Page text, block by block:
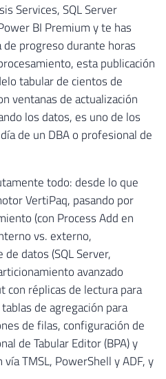
Services, SQL Server
BI Premium y te has
progreso durante horas
esta publicación
tabular de cientos de
ventanas de actualización
los datos, es uno de los
de un DBA o profesional de
todo: desde lo que
VertiPaq, pasando por
(con Process Add en
vs. externo,
datos (SQL Server,
avanzado
con réplicas de lectura para
de agregación para
de filas, configuración de
de Tabular Editor (BPA) y
TMSL, PowerShell y ADF, y